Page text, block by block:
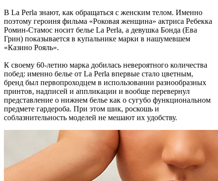
В La Perla знают, как обращаться с женским телом. Именно
поэтому героиня фильма «Роковая женщина» актриса Ребекка
Ромин-Стамос носит белье La Perla, а девушка Бонда (Ева
Грин) показывается в купальнике марки в нашумевшем
«Казино Рояль».
К своему 60-летию марка добилась невероятного количества
побед: именно белье от La Perla впервые стало цветным,
бренд был первопроходцем в использовании разнообразных
принтов, надписей и аппликации и вообще перевернул
представление о нижнем белье как о сугубо функциональном
предмете гардероба. При этом шик, роскошь и
соблазнительность моделей не мешают их удобству.